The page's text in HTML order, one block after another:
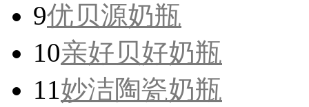
9优贝源奶瓶
10亲好贝好奶瓶
11妙洁陶瓷奶瓶